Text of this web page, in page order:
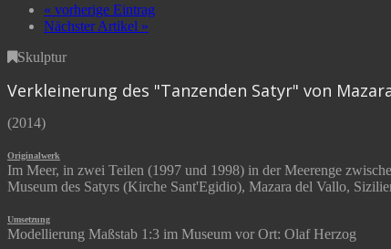
« vorherige Eintrag
Nächster Artikel »
Skulptur
Verkleinerung des "Tanzenden Satyr" von
(2014)
Originalwerk
Im Meer, in zwei Teilen (1997 und 1998) in der Meerenge
Museum des Satyrs (Kirche Sant'Egidio), Mazara del Vallo,
Umsetzung
Modellierung Maßstab 1:3 im Museum vor Ort: Olaf Herzog